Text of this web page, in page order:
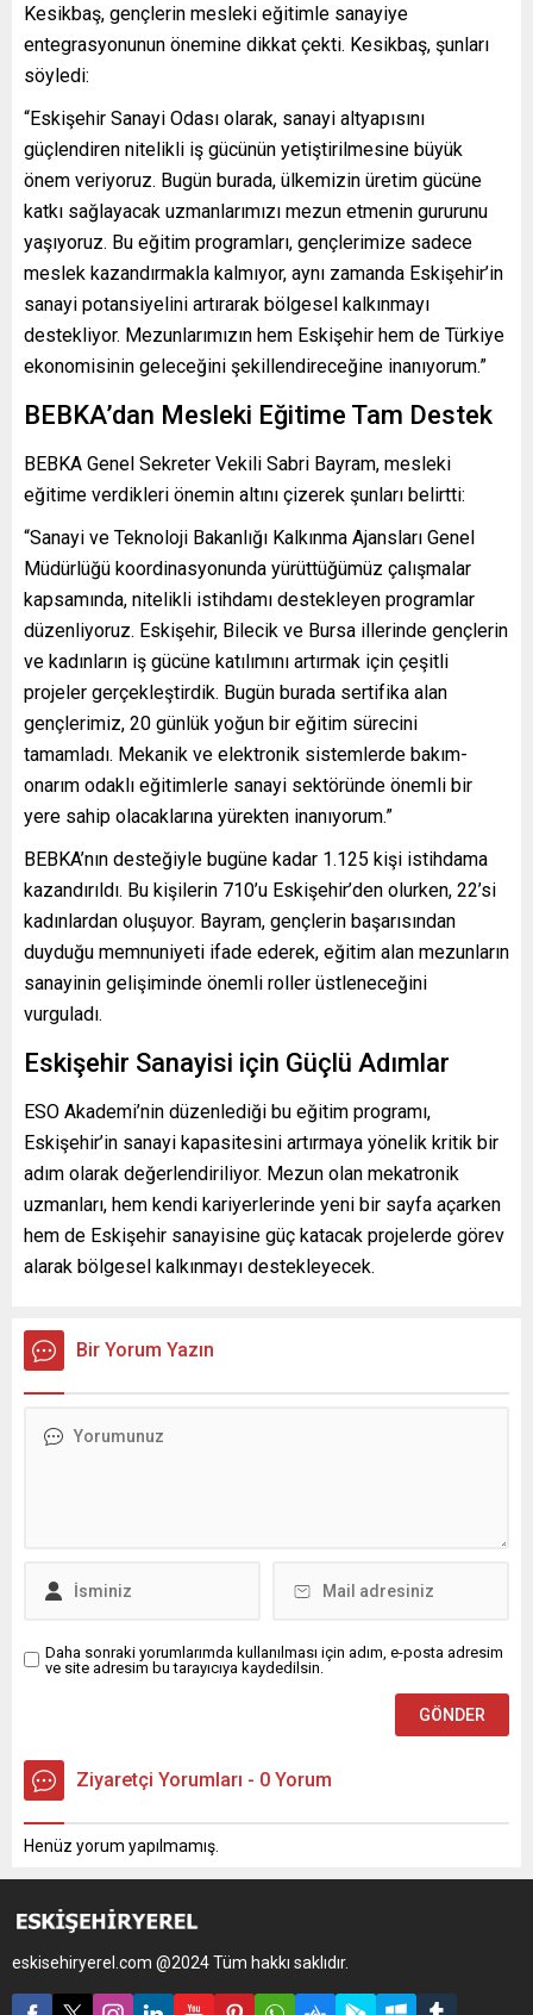
Kesikbaş, gençlerin mesleki eğitimle sanayiye
entegrasyonunun önemine dikkat çekti. Kesikbaş, şunları
söyledi:
“Eskişehir Sanayi Odası olarak, sanayi altyapısını
güçlendiren nitelikli iş gücünün yetiştirilmesine büyük
önem veriyoruz. Bugün burada, ülkemizin üretim gücüne
katkı sağlayacak uzmanlarımızı mezun etmenin gururunu
yaşıyoruz. Bu eğitim programları, gençlerimize sadece
meslek kazandırmakla kalmıyor, aynı zamanda Eskişehir’in
sanayi potansiyelini artırarak bölgesel kalkınmayı
destekliyor. Mezunlarımızın hem Eskişehir hem de Türkiye
ekonomisinin geleceğini şekillendireceğine inanıyorum.”
BEBKA’dan Mesleki Eğitime Tam Destek
BEBKA Genel Sekreter Vekili Sabri Bayram, mesleki
eğitime verdikleri önemin altını çizerek şunları belirtti:
“Sanayi ve Teknoloji Bakanlığı Kalkınma Ajansları Genel
Müdürlüğü koordinasyonunda yürüttüğümüz çalışmalar
kapsamında, nitelikli istihdamı destekleyen programlar
düzenliyoruz. Eskişehir, Bilecik ve Bursa illerinde gençlerin
ve kadınların iş gücüne katılımını artırmak için çeşitli
projeler gerçekleştirdik. Bugün burada sertifika alan
gençlerimiz, 20 günlük yoğun bir eğitim sürecini
tamamladı. Mekanik ve elektronik sistemlerde bakım-
onarım odaklı eğitimlerle sanayi sektöründe önemli bir
yere sahip olacaklarına yürekten inanıyorum.”
BEBKA’nın desteğiyle bugüne kadar 1.125 kişi istihdama
kazandırıldı. Bu kişilerin 710’u Eskişehir’den olurken, 22’si
kadınlardan oluşuyor. Bayram, gençlerin başarısından
duyduğu memnuniyeti ifade ederek, eğitim alan mezunların
sanayinin gelişiminde önemli roller üstleneceğini
vurguladı.
Eskişehir Sanayisi için Güçlü Adımlar
ESO Akademi’nin düzenlediği bu eğitim programı,
Eskişehir’in sanayi kapasitesini artırmaya yönelik kritik bir
adım olarak değerlendiriliyor. Mezun olan mekatronik
uzmanları, hem kendi kariyerlerinde yeni bir sayfa açarken
hem de Eskişehir sanayisine güç katacak projelerde görev
alarak bölgesel kalkınmayı destekleyecek.
Bir Yorum Yazın
Daha sonraki yorumlarımda kullanılması için adım, e-posta adresim
ve site adresim bu tarayıcıya kaydedilsin.
Ziyaretçi Yorumları - 0 Yorum
Henüz yorum yapılmamış.
eskisehiryerel.com @2024 Tüm hakkı saklıdır.